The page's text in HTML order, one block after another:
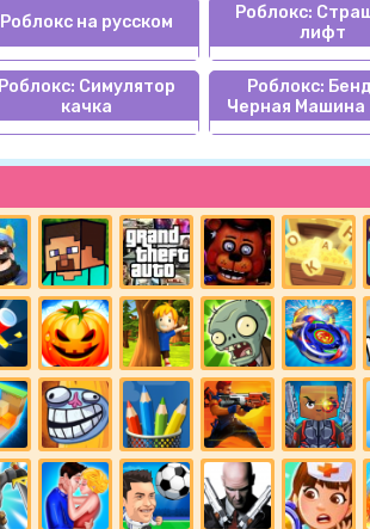
Роблокс на русском
Роблокс:
лифт
Роблокс: Симулятор
качка
Роблокс:
Черная Машина